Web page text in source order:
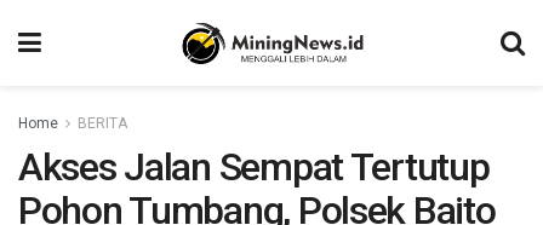
Home BERITA
Akses Jalan Sempat Tertutup
Pohon Tumbang, Polsek Baito